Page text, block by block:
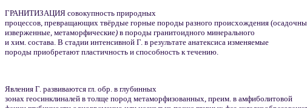
ГРАНИТИЗАЦИЯ совокупность природных
процессов, превращающих твёрдые горные породы разного происхождения
изверженные, метаморфические) в породы гранитоидного минерального
и хим. состава. В стадии интенсивной Г. в результате анатексиса изменяемые
породы приобретают пластичность и способность к течению.
Явления Г. развиваются гл. обр. в глубинных
зонах геосинклиналей в толще пород метаморфизованных, преим. в амфиболитовой